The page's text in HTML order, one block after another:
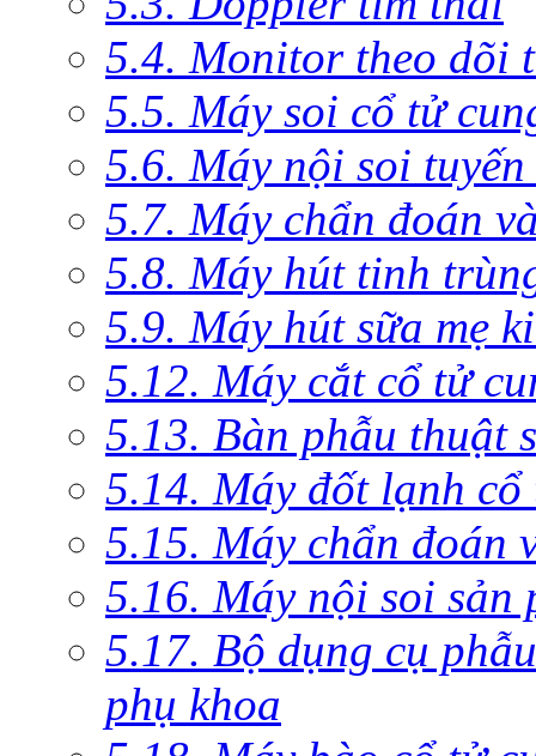
5.4. Monitor theo dõi
5.5. Máy soi cổ tử
5.6. Máy nội soi
5.7. Máy chẩn đoán
5.8. Máy hút tinh
5.9. Máy hút sữa mẹ
5.12. Máy cắt cổ tử
5.13. Bàn phẫu thuật
5.14. Máy đốt lạnh
5.15. Máy chẩn đoán
5.16. Máy nội soi sản
5.17. Bộ dụng cụ
phụ khoa